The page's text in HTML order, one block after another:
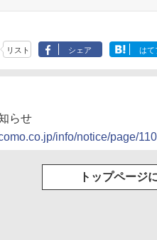
リスト シェア はて
らせ
info/notice/page/
トップページ